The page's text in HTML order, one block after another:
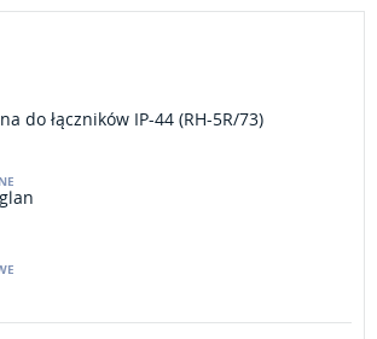
do łączników IP-44 (RH-5R/73)